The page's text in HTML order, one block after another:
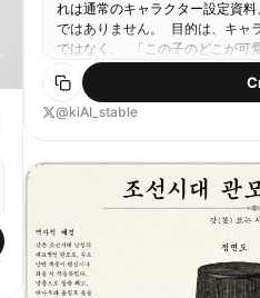
れは通常のキャラクター設定資
ではありません。 目的は、キャ
ではなく、 「この子のどこが可
のか」「どの部分に好きになる
的・感情的に分解して見せるこ
ターの以下の魅力要素を丁寧に
手の仕草、指先、袖口との関係
ン、フリル、装飾、小物 ・首元
見せ場 ・そのキャラクターが一
ら感じる性格、雰囲気、守りた
中央にはキャラクターを大きく
ーはただ立たせるのではなく、
度、ポーズ、表情で描いてくだ
@kiAI_stable